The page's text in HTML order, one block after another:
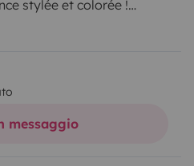
stylée et colorée !
très peu, 7,5 L au 100 🚐
(il est déconseillé
ou fer à lisser si pas
messaggio